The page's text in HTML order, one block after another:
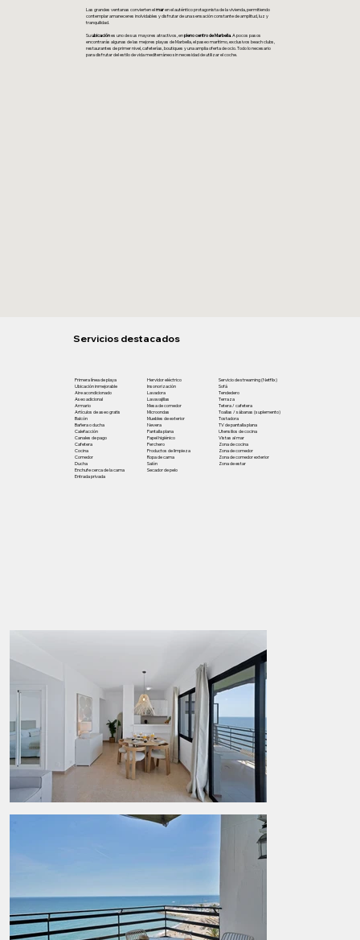
Las grandes ventanas convierten elmaren el auténtico protagonista de la vivienda, permitiendo
contemplar amaneceres inolvidables y disfrutar de una sensación constante de amplitud, luz y
tranquilidad.
Suubicaciónes uno de sus mayores atractivos, enpleno centro de Marbella. A pocos pasos
encontrarás algunas de las mejores playas de Marbella, el paseo marítimo, exclusivos beach clubs,
restaurantes de primer nivel, cafeterías, boutiques y una amplia oferta de ocio. Todo lo necesario
para disfrutar del estilo de vida mediterráneo sin necesidad de utilizar el coche.
Servicios destacados
Primera línea de playa
Ubicación inmejorable
Aire acondicionado
Aseo adicional
Armario
Artículos de aseo gratis
Balcón
Bañera o ducha
Calefacción
Canales de pago
Cafetera
Cocina
Comedor
Ducha
Enchufe cerca de la cama
Entrada privada
Hervidor eléctrico
Insonorización
Lavadora
Lavavajillas
Mesa de comedor
Microondas
Muebles de exterior
Nevera
Pantalla plana
Papel higiénico
Perchero
Productos de limpieza
Ropa de cama
Salón
Secador de pelo
Servicio de streaming (Netflix)
Sofá
Tendedero
Terraza
Tetera / cafetera
Toallas / sábanas (suplemento)
Tostadora
TV de pantalla plana
Utensilios de cocina
Vistas al mar
Zona de cocina
Zona de comedor
Zona de comedor exterior
Zona de estar